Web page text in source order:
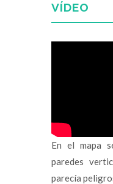
VÍDEO
En el mapa
paredes
parecía